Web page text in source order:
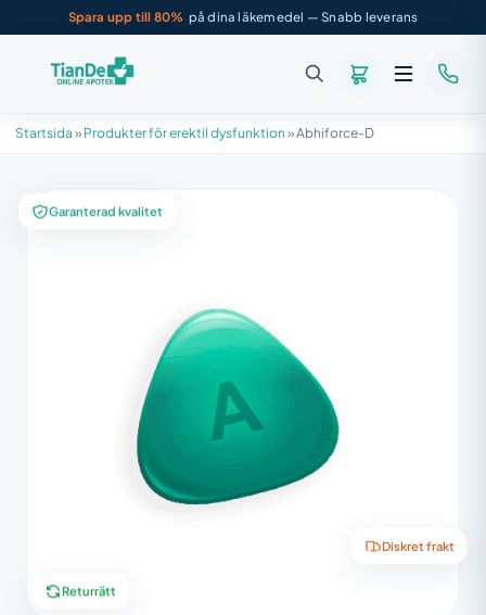
Spara upp till 80% på dina läkemedel — Snabb leverans
Startsida » Produkter för erektil dysfunktion »Abhiforce-D
Garanterad kvalitet
Diskret frakt
Returrätt